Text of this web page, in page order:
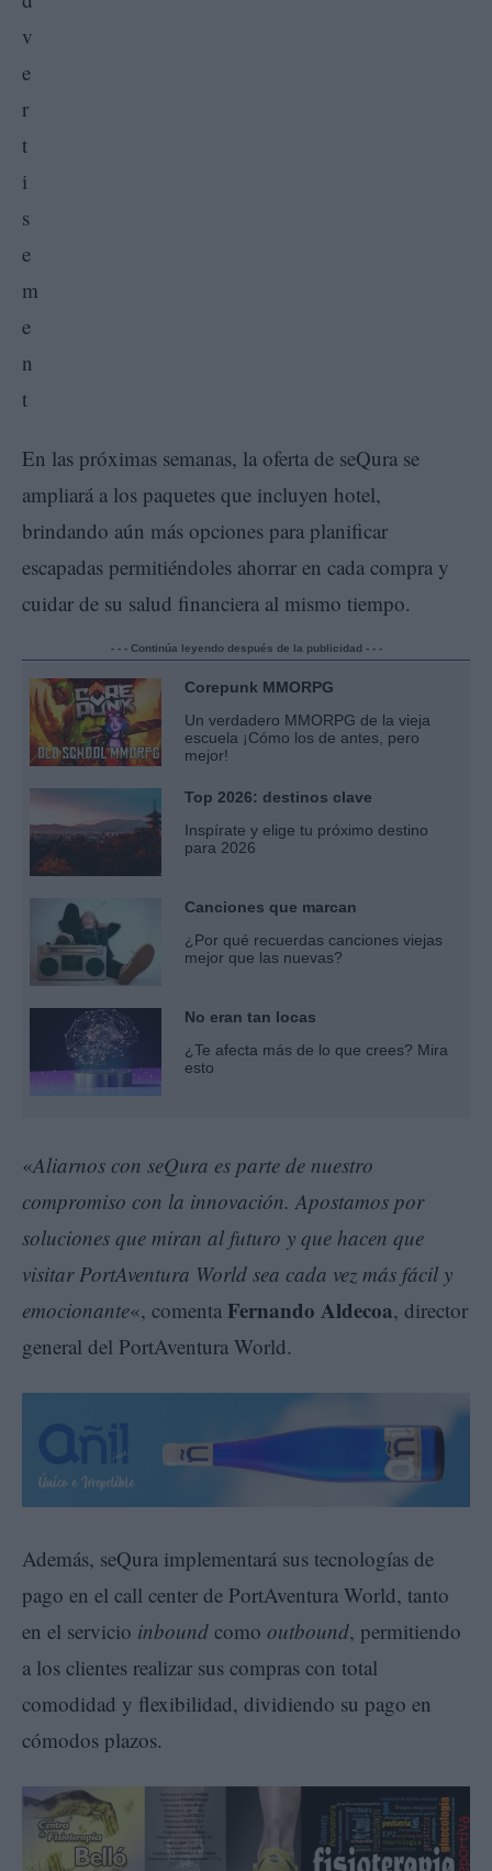
En las próximas semanas, la oferta de seQura se
ampliará a los paquetes que incluyen hotel,
brindando aún más opciones para planificar
escapadas permitiéndoles ahorrar en cada compra y
cuidar de su salud financiera al mismo tiempo.
- - - Continúa leyendo después de la publicidad - - -
Corepunk MMORPG
Un verdadero MMORPG de la vieja
escuela ¡Cómo los de antes, pero
mejor!
Top 2026: destinos clave
Inspírate y elige tu próximo destino
para 2026
Canciones que marcan
¿Por qué recuerdas canciones viejas
mejor que las nuevas?
No eran tan locas
¿Te afecta más de lo que crees? Mira
esto
«Aliarnos con seQura es parte de nuestro
compromiso con la innovación. Apostamos por
soluciones que miran al futuro y que hacen que
visitar PortAventura World sea cada vez más fácil y
emocionante«, comenta Fernando Aldecoa, director
general del PortAventura World.
Además, seQura implementará sus tecnologías de
pago en el call center de PortAventura World, tanto
en el servicio inbound como outbound, permitiendo
a los clientes realizar sus compras con total
comodidad y flexibilidad, dividiendo su pago en
cómodos plazos.